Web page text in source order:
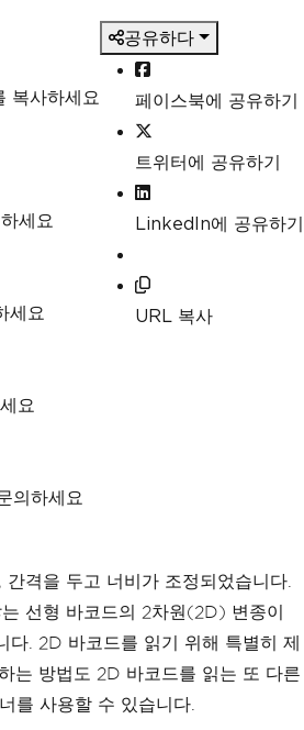
images in
barcodes
both the base a
);
복사하세요
세요
세요
요
의하세요
공유하다
페이스북에 공유하기
트위터에 공유하기
LinkedIn에 공유하기
URL 복사
격을 두고 너비가 조정되었습니다.
선형 바코드의 2차원(2D) 변종이
. 2D 바코드를 읽기 위해 특별히 제
는 방법도 2D 바코드를 읽는 또 다른
를 사용할 수 있습니다.